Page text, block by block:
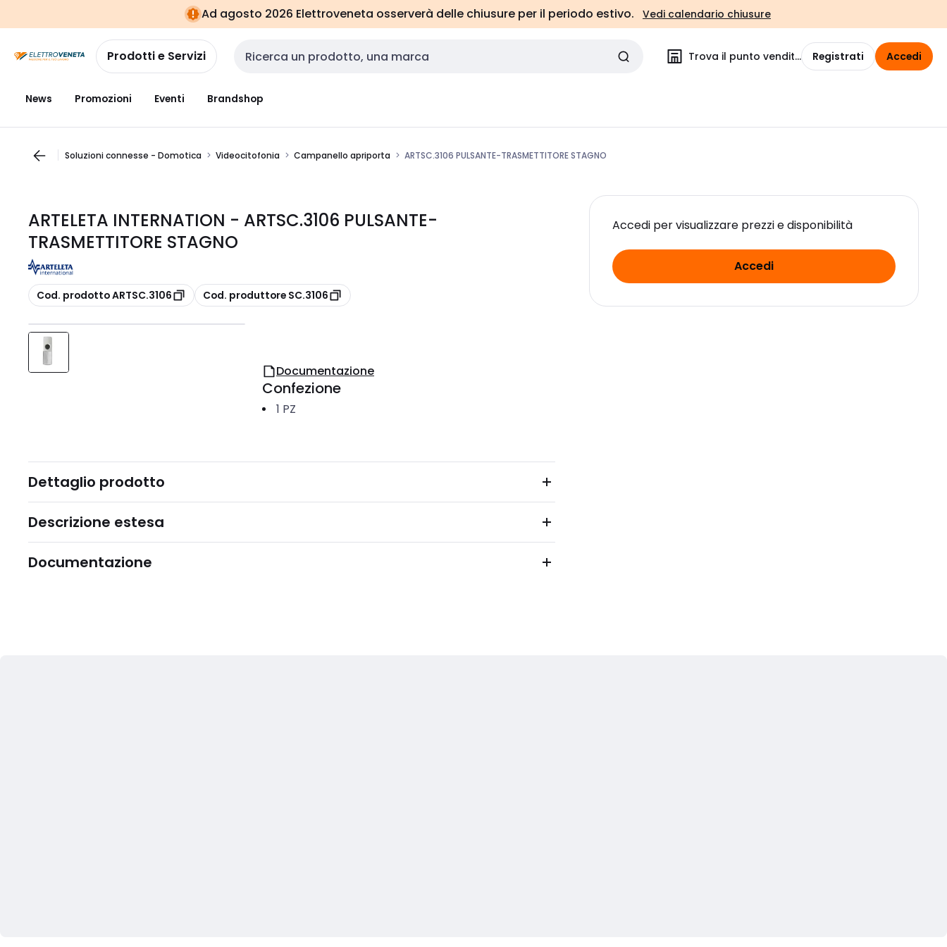
navigazionealla
pagina
Ad agosto 2026 Elettroveneta osserverà delle chiusure per il periodo estivo. Vedi calendario chiusure
Prodotti e Servizi Cerca input Trova il punto vendita Registrati Accedi
News Promozioni Eventi Brandshop
Soluzioni connesse - Domotica Videocitofonia Campanello apriporta ARTSC.3106 PULSANTE-TRASMETTITORE STAGNO
ARTELETA INTERNATION - ARTSC.3106 PULSANTE-
TRASMETTITORE STAGNO
copia
Cod. prodotto ARTSC.3106 copia
Cod. produttore SC.3106
Accedi per visualizzare prezzi e disponibilità
Accedi
Documentazione
Confezione
1 PZ
Dettaglio prodotto
Descrizione estesa
Documentazione